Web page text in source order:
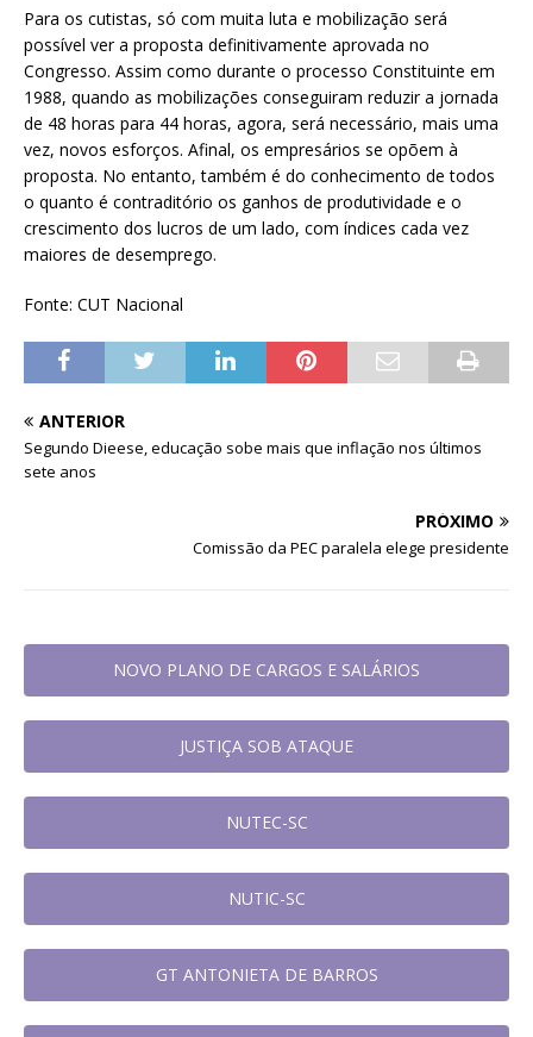
Para os cutistas, só com muita luta e mobilização será
possível ver a proposta definitivamente aprovada no
Congresso. Assim como durante o processo Constituinte em
1988, quando as mobilizações conseguiram reduzir a jornada
de 48 horas para 44 horas, agora, será necessário, mais uma
vez, novos esforços. Afinal, os empresários se opõem à
proposta. No entanto, também é do conhecimento de todos
o quanto é contraditório os ganhos de produtividade e o
crescimento dos lucros de um lado, com índices cada vez
maiores de desemprego.
Fonte: CUT Nacional
ANTERIOR
Segundo Dieese, educação sobe mais que inflação nos últimos
sete anos
PRÓXIMO
Comissão da PEC paralela elege presidente
NOVO PLANO DE CARGOS E SALÁRIOS
JUSTIÇA SOB ATAQUE
NUTEC-SC
NUTIC-SC
GT ANTONIETA DE BARROS